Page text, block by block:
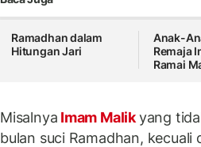
Ramadhan dalam
Hitungan Jari
Anak-
Remaja
Ramai
Misalnya Imam Malikyang
bulan suci Ramadhan,